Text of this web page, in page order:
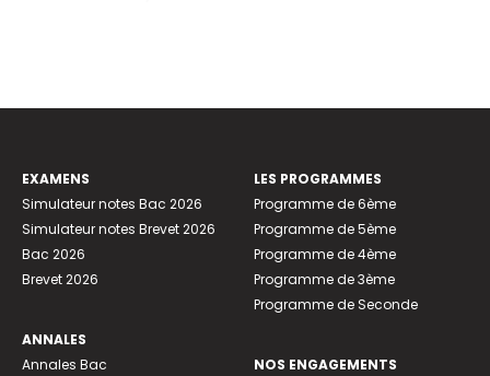
EXAMENS
Simulateur notes Bac 2026
Simulateur notes Brevet 2026
Bac 2026
Brevet 2026
ANNALES
Annales Bac
LES PROGRAMMES
Programme de 6ème
Programme de 5ème
Programme de 4ème
Programme de 3ème
Programme de Seconde
NOS ENGAGEMENTS